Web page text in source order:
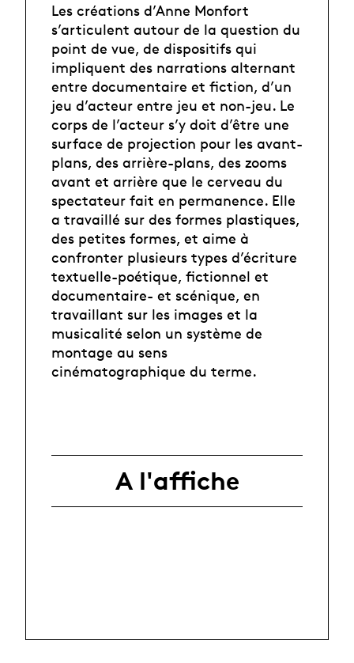
Les créations d’Anne Monfort
s’articulent autour de la question du
point de vue, de dispositifs qui
impliquent des narrations alternant
entre documentaire et fiction, d’un
jeu d’acteur entre jeu et non-jeu. Le
corps de l’acteur s’y doit d’être une
surface de projection pour les avant-
plans, des arrière-plans, des zooms
avant et arrière que le cerveau du
spectateur fait en permanence. Elle
a travaillé sur des formes plastiques,
des petites formes, et aime à
confronter plusieurs types d’écriture
textuelle-poétique, fictionnel et
documentaire- et scénique, en
travaillant sur les images et la
musicalité selon un système de
montage au sens
cinématographique du terme.
A l'affiche